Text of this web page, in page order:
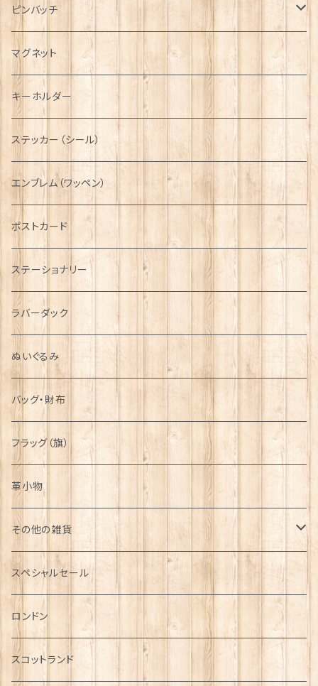
ハンチング帽
キャスケット
ディアストーカー
ニット帽
マフラー
タータン【Bronte by Moon】
タータン【Glencroft】
ボタンラップマフラー【Aran Traditions】
サッシュ
スカーフ
ファッションマスク
ペンダント
チャーム
その他のアクセサリー
ラブスプーン
ラブスプーン【SION LLEWELLYN】
ラブスプーン【PAUL CURTIS】
ファブリック
ティータオル
ペーパーナプキン
ティーコジー
その他テーブルウェア
ピンバッチ
ジェネラルデザイン
乗り物
動物＆植物
国旗＆紋章
音楽＆楽器
運動＆人物
シンボル
ミリタリー
NAVY
AIRFORCE
ARMY
ピューター
マグネット
キーホルダー
ステッカー（シール）
エンブレム（ワッペン）
ポストカード
ステーショナリー
ラバーダック
ぬいぐるみ
バッグ・財布
フラッグ（旗）
革小物
その他の雑貨
ミニカー
チャーム
犬グッズ
スペシャルセール
ロンドン
スコットランド